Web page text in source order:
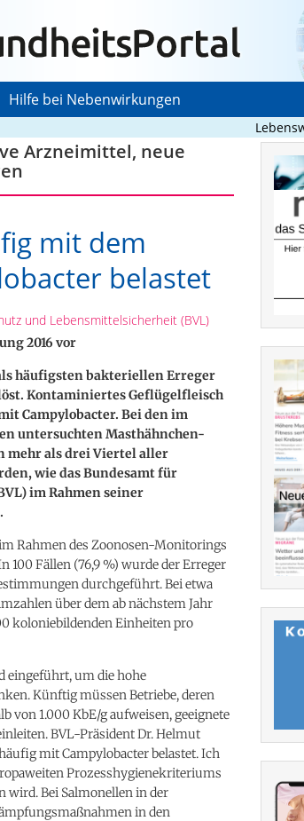
Hilfe bei Nebenwirkungen
Arzneimittel, neue
mit dem
belastet
und Lebensmittelsicherheit (BVL)
2016 vor
häufigsten bakteriellen Erreger
Kontaminiertes Geflügelfleisch
Campylobacter. Bei den im
untersuchten Masthähnchen-
mehr als drei Viertel aller
wie das Bundesamt für
im Rahmen seiner
Rahmen des Zoonosen-Monitorings
Fällen (76,9 %) wurde der Erreger
durchgeführt. Bei etwa
über dem ab nächstem Jahr
koloniebildenden Einheiten pro
eingeführt, um die hohe
Künftig müssen Betriebe, deren
von 1.000 KbE/g aufweisen, geeignete
BVL-Präsident Dr. Helmut
mit Campylobacter belastet. Ich
Prozesshygienekriteriums
wird. Bei Salmonellen in der
in den